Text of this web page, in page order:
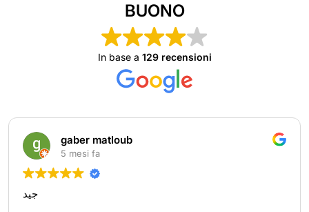
BUONO
In base a 129 recensioni
gaber matloub
5 mesi fa
جيد